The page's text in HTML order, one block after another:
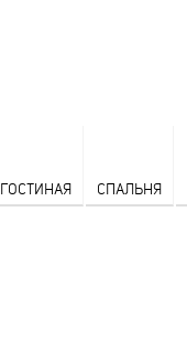
ГОСТИНАЯ СПАЛЬНЯ